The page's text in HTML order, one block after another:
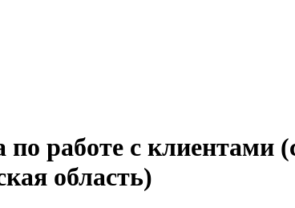
работе с клиентами
область)